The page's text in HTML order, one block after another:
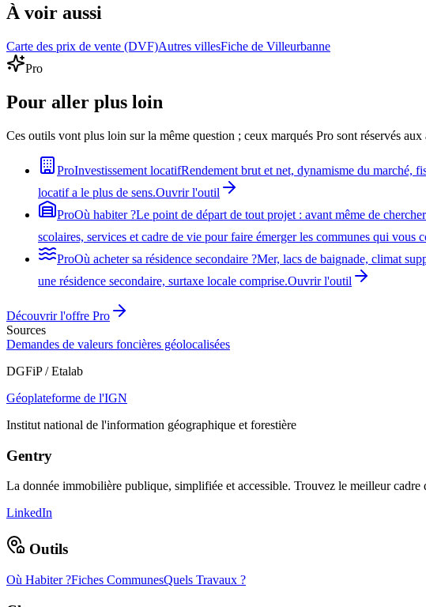
À voir aussi
Carte des prix de vente (DVF)Autres villesFiche de Villeurbanne
Pro
Pour aller plus loin
Ces outils vont plus loin sur la même question ; ceux marqués Pro sont réservés aux
ProInvestissement locatifRendement brut et net, dynamisme du marché,
locatif a le plus de sens.Ouvrir l'outil
ProOù habiter ?Le point de départ de tout projet : avant même de
scolaires, services et cadre de vie pour faire émerger les communes qui vous
ProOù acheter sa résidence secondaire ?Mer, lacs de baignade, climat
une résidence secondaire, surtaxe locale comprise.Ouvrir l'outil
Découvrir l'offre Pro
Sources
Demandes de valeurs foncières géolocalisées
DGFiP / Etalab
Géoplateforme de l'IGN
Institut national de l'information géographique et forestière
Gentry
La donnée immobilière publique, simplifiée et accessible. Trouvez le meilleur
LinkedIn
Outils
Où Habiter ?Fiches CommunesQuels Travaux ?